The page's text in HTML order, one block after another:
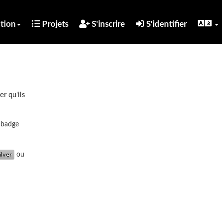
Projets S'inscrire S'identifier
qu'ils
ou